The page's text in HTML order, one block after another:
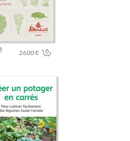
26.00 €